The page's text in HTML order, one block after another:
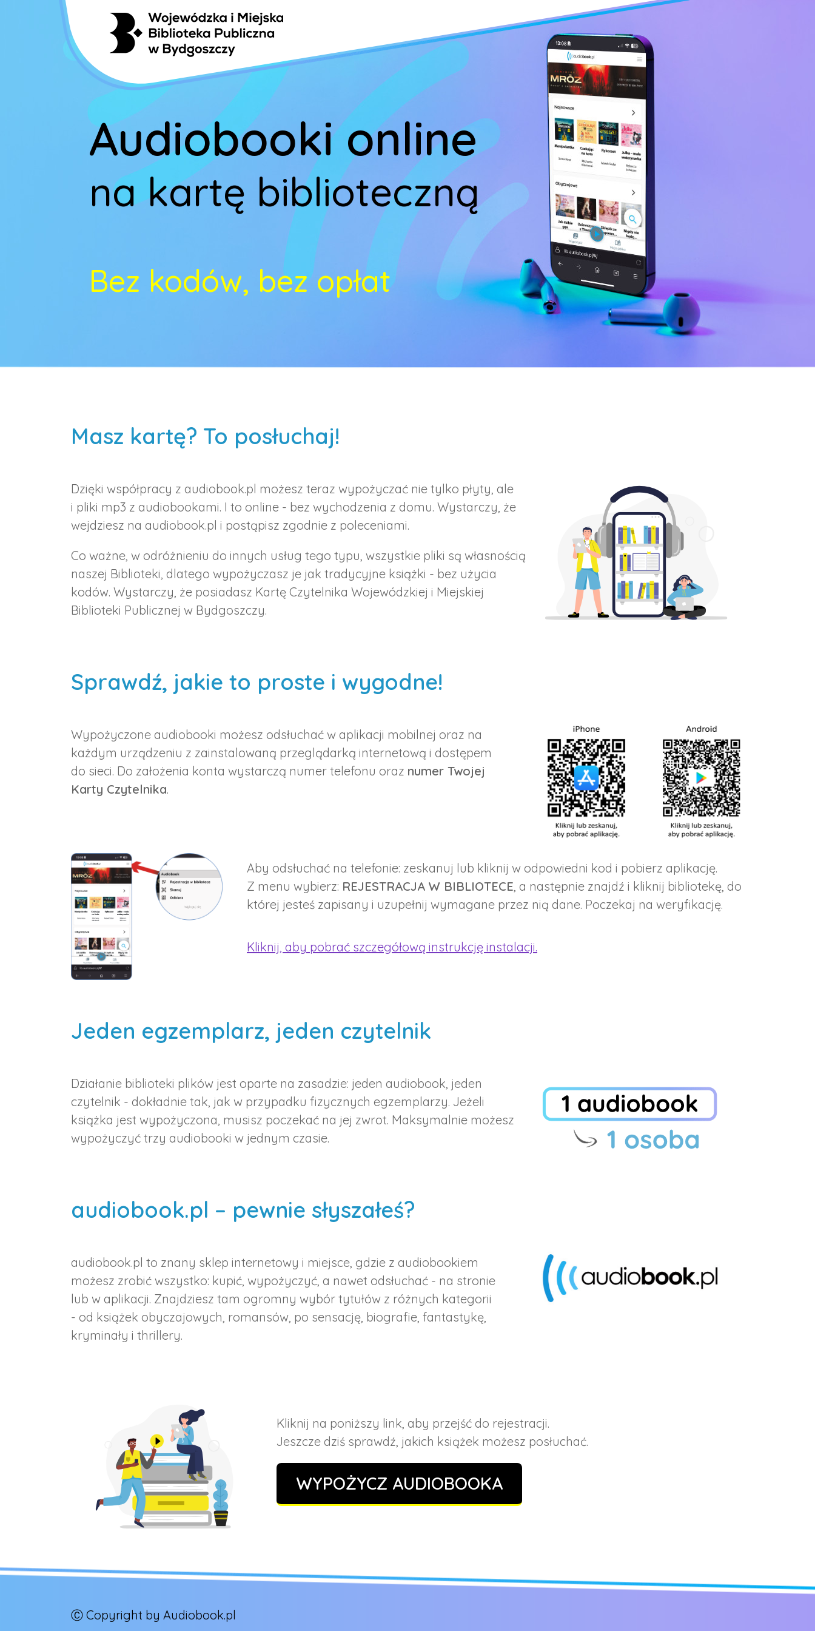
Audiobooki online
na kartę biblioteczną
Bez kodów, bez opłat
Masz kartę? To posłuchaj!
Dzięki współpracy z audiobook.pl możesz teraz wypożyczać nie tylko płyty, ale
i pliki mp3 z audiobookami. I to online - bez wychodzenia z domu. Wystarczy, że
wejdziesz na audiobook.pl i postąpisz zgodnie z poleceniami.
Co ważne, w odróżnieniu do innych usług tego typu, wszystkie pliki są własnością
naszej Biblioteki, dlatego wypożyczasz je jak tradycyjne książki - bez użycia
kodów. Wystarczy, że posiadasz Kartę Czytelnika Wojewódzkiej i Miejskiej
Biblioteki Publicznej w Bydgoszczy.
Sprawdź, jakie to proste i wygodne!
Wypożyczone audiobooki możesz odsłuchać w aplikacji mobilnej oraz na
każdym urządzeniu z zainstalowaną przeglądarką internetową i dostępem
do sieci. Do założenia konta wystarczą numer telefonu oraz numer Twojej
Karty Czytelnika.
Aby odsłuchać na telefonie: zeskanuj lub kliknij w odpowiedni kod i pobierz aplikację.
Z menu wybierz: REJESTRACJA W BIBLIOTECE, a następnie znajdź i kliknij bibliotekę, do
której jesteś zapisany i uzupełnij wymagane przez nią dane. Poczekaj na weryfikację.
Kliknij, aby pobrać szczegółową instrukcję instalacji.
Jeden egzemplarz, jeden czytelnik
Działanie biblioteki plików jest oparte na zasadzie: jeden audiobook, jeden
czytelnik - dokładnie tak, jak w przypadku fizycznych egzemplarzy. Jeżeli
książka jest wypożyczona, musisz poczekać na jej zwrot. Maksymalnie możesz
wypożyczyć trzy audiobooki w jednym czasie.
audiobook.pl – pewnie słyszałeś?
audiobook.pl to znany sklep internetowy i miejsce, gdzie z audiobookiem
możesz zrobić wszystko: kupić, wypożyczyć, a nawet odsłuchać - na stronie
lub w aplikacji. Znajdziesz tam ogromny wybór tytułów z różnych kategorii
- od książek obyczajowych, romansów, po sensację, biografie, fantastykę,
kryminały i thrillery.
Kliknij na poniższy link, aby przejść do rejestracji.
Jeszcze dziś sprawdź, jakich książek możesz posłuchać.
WYPOŻYCZ AUDIOBOOKA
Ⓒ Copyright by Audiobook.pl